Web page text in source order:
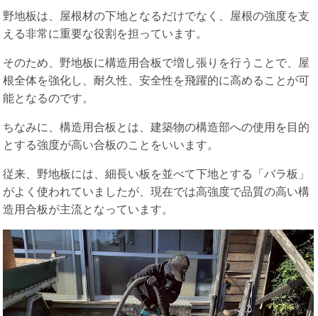
野地板は、屋根材の下地となるだけでなく、屋根の強度を支
える非常に重要な役割を担っています。
そのため、野地板に構造用合板で増し張りを行うことで、屋
根全体を強化し、耐久性、安全性を飛躍的に高めることが可
能となるのです。
ちなみに、構造用合板とは、建築物の構造部への使用を目的
とする強度が高い合板のことをいいます。
従来、野地板には、細長い板を並べて下地とする「バラ板」
がよく使われていましたが、現在では高強度で品質の高い構
造用合板が主流となっています。